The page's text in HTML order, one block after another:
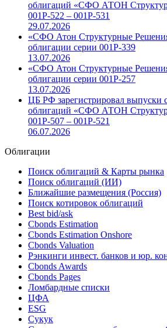
облигаций «СФО АТОН
001P-522 – 001P-531
29.07.2026
«СФО Атон Структурные
облигации серии 001Р-339
13.07.2026
«СФО Атон Структурные
облигации серии 001Р-257
13.07.2026
ЦБ РФ зарегистрировал выпуски
облигаций «СФО АТОН
001P-507 – 001P-521
06.07.2026
Облигации
Поиск облигаций & Карты рынка
Поиск облигаций (ИИ)
Ближайшие размещения (Россия)
Поиск котировок облигаций
Best bid/ask
Cbonds Estimation
Cbonds Estimation Onshore
Cbonds Valuation
Рэнкинги инвест. банков и юр.
Cbonds Awards
Cbonds Pages
Ломбардные списки
ЦФА
ESG
Сукук